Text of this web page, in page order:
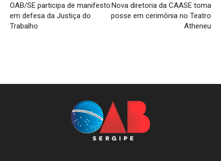
OAB/SE participa de manifesto
em defesa da Justiça do
Trabalho
Nova diretoria da CAASE toma
posse em cerimônia no Teatro
Atheneu